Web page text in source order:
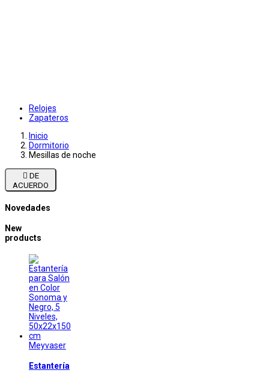
Relojes
Zapateros
Inicio
Dormitorio
Mesillas de noche

ACUERDO
Novedades
New
products
Meyvaser
Estantería